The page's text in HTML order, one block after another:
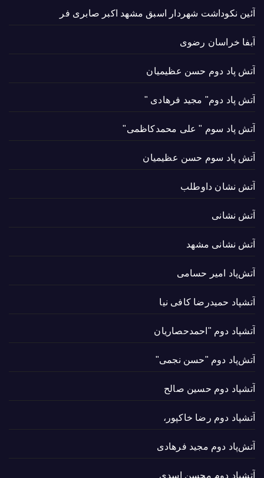
آئین نکوداشت شهردار اسبق مشهد اکبر صابری فر
آبفا خراسان رضوی
آتش پاد دوم حسن عظیمیان
آتش پاد دوم" مجید فرهادی "
آتش پاد سوم " علی محمدکاظمی"
آتش پاد سوم حسن عظیمیان
آتش نشان داوطلب
آتش نشانی
آتش نشانی مشهد
آتش‌پاد امیر حسامی
آتشپاد حميدرضا کافی نیا
آتشپاد دوم "احمدحصاریان
آتش‌پاد دوم "حسن نجمی"
آتشپاد دوم حسین صالح
آتشپاد دوم رضا خاکپور،
آتش‌پاد دوم مجید فرهادی
آتشپاد دوم محسن اسدی